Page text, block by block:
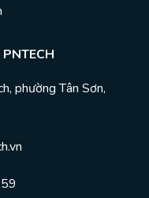
phường Tân Sơn,